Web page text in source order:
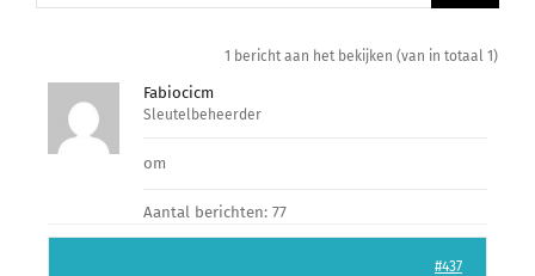
Bisdom Antwerpen
Lid Worden
1 bericht aan het bekijken (van in totaal 1)
Fabiocicm
Sleutelbeheerder
om
Aantal berichten: 77
#437